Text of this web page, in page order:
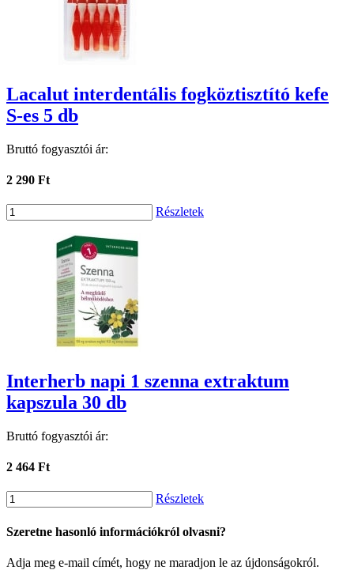
Lacalut interdentális fogköztisztító kefe
S-es 5 db
Bruttó fogyasztói ár:
2 290 Ft
Részletek
Interherb napi 1 szenna extraktum
kapszula 30 db
Bruttó fogyasztói ár:
2 464 Ft
Részletek
Szeretne hasonló információkról olvasni?
Adja meg e-mail címét, hogy ne maradjon le az újdonságokról.